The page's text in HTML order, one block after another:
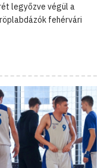
legyőzve végül a
fehérvári